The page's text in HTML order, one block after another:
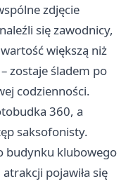
zdjęcie
się zawodnicy,
większą niż
zostaje śladem po
codzienności.
360, a
saksofonisty.
budynku klubowego
pojawiła się